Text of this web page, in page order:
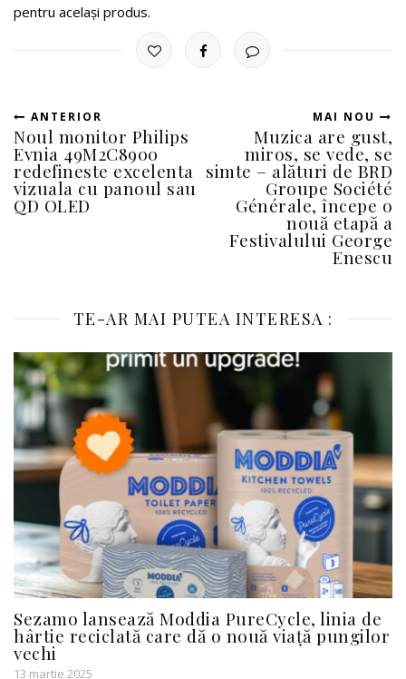
pentru același produs.
ANTERIOR
Noul monitor Philips
Evnia 49M2C8900
redefineste excelenta
vizuala cu panoul sau
QD OLED
MAI NOU
Muzica are gust,
miros, se vede, se
simte – alături de BRD
Groupe Société
Générale, începe o
nouă etapă a
Festivalului George
Enescu
TE-AR MAI PUTEA INTERESA :
Sezamo lansează Moddia PureCycle, linia de
hârtie reciclată care dă o nouă viață pungilor
vechi
13 martie 2025